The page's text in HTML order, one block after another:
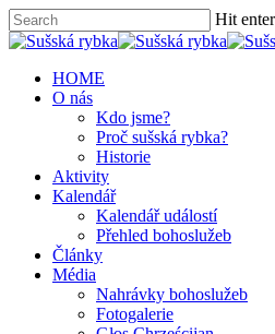
Hit
HOME
O nás
Kdo jsme?
Proč sušská rybka?
Historie
Aktivity
Kalendář
Kalendář událostí
Přehled bohoslužeb
Články
Média
Nahrávky bohoslužeb
Fotogalerie